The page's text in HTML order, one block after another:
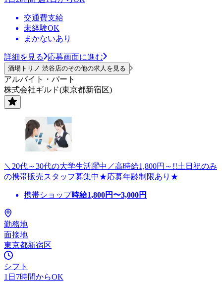
交通費支給
未経験OK
まかないあり
詳細を見る 応募画面に進む
酒場トリノ 渋谷店のその他の求人を見る
アルバイト・パート
株式会社ギルド(東京都新宿区)
＼20代～30代の大学生活躍中／高時給1,800円～!!土日祝のみ
の携帯販売スタッフ募集中★応募年齢制限あり★
携帯ショップ時給1,800円〜3,000円
勤務地
面接地
東京都新宿区
シフト
1日7時間からOK